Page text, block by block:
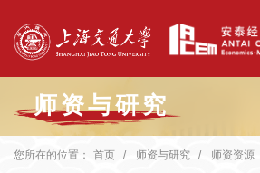
师资与研究
您所在的位置： 首页 师资与研究 师资资源